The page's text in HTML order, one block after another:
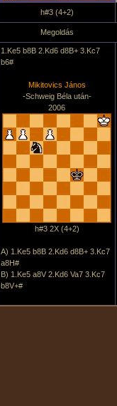
h#3 (4+2)
Megoldás
1.Ke5 b8B 2.Kd6 d8B+ 3.Kc7
b6#
Mikitovics János
-Schweig Béla után-
2006
h#3 2X (4+2)
A) 1.Ke5 b8B 2.Kd6 d8B+ 3.Kc7
a8H#
B) 1.Ke5 a8V 2.Kd6 Va7 3.Kc7
b8V+#